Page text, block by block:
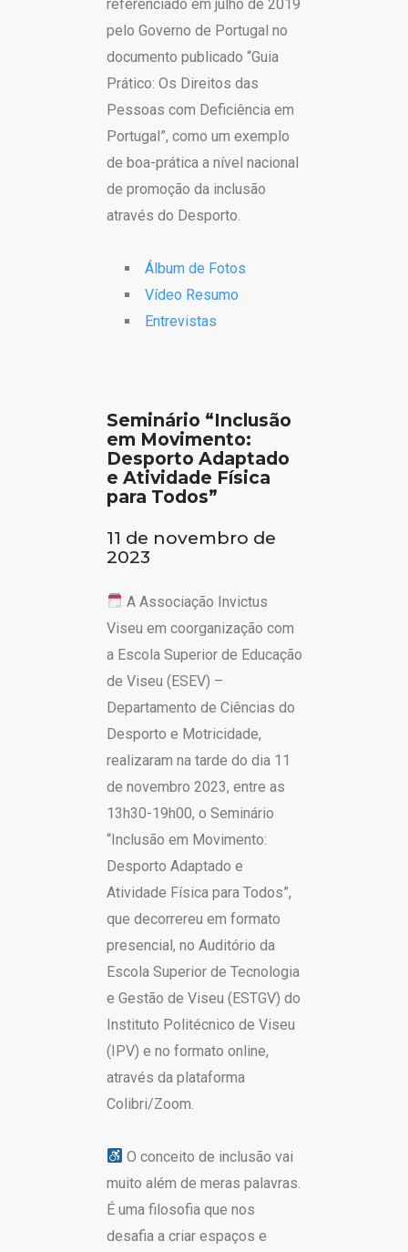
referenciado em julho de 2019
pelo Governo de Portugal no
documento publicado “Guia
Prático: Os Direitos das
Pessoas com Deficiência em
Portugal”, como um exemplo
de boa-prática a nível nacional
de promoção da inclusão
através do Desporto.
Álbum de Fotos
Vídeo Resumo
Entrevistas
Seminário “Inclusão
em Movimento:
Desporto Adaptado
e Atividade Física
para Todos”
11 de novembro de
2023
A Associação Invictus
Viseu em coorganização com
a Escola Superior de Educação
de Viseu (ESEV) –
Departamento de Ciências do
Desporto e Motricidade,
realizaram na tarde do dia 11
de novembro 2023, entre as
13h30-19h00, o Seminário
“Inclusão em Movimento:
Desporto Adaptado e
Atividade Física para Todos”,
que decorrereu em formato
presencial, no Auditório da
Escola Superior de Tecnologia
e Gestão de Viseu (ESTGV) do
Instituto Politécnico de Viseu
(IPV) e no formato online,
através da plataforma
Colibri/Zoom.
O conceito de inclusão vai
muito além de meras palavras.
É uma filosofia que nos
desafia a criar espaços e